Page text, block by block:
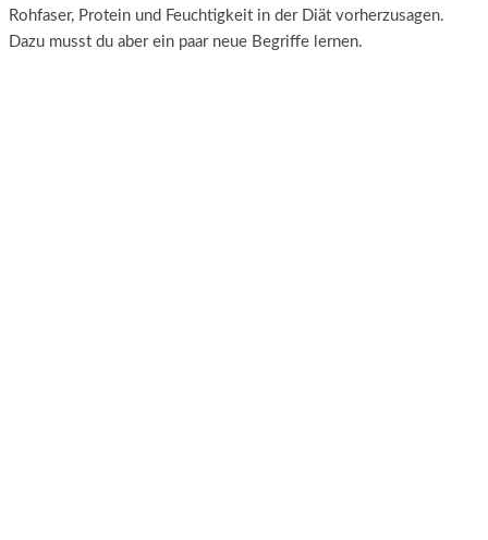
Rohfaser, Protein und Feuchtigkeit in der Diät vorherzusagen.
Dazu musst du aber ein paar neue Begriffe lernen.